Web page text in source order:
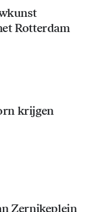
Rotterdam
krijgen
Zernikeplein